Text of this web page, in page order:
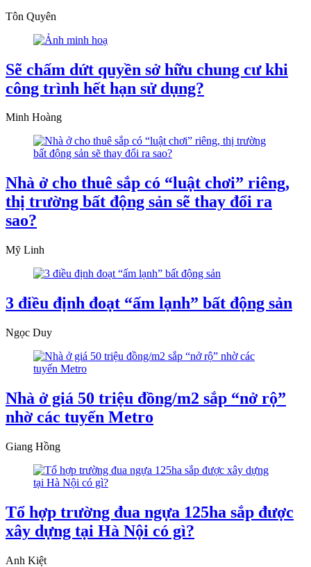
Tôn Quyên
Sẽ chấm dứt quyền sở hữu chung cư khi
công trình hết hạn sử dụng?
Minh Hoàng
Nhà ở cho thuê sắp có “luật chơi” riêng,
thị trường bất động sản sẽ thay đổi ra
sao?
Mỹ Linh
3 điều định đoạt “ấm lạnh” bất động sản
Ngọc Duy
Nhà ở giá 50 triệu đồng/m2 sắp “nở rộ”
nhờ các tuyến Metro
Giang Hồng
Tổ hợp trường đua ngựa 125ha sắp được
xây dựng tại Hà Nội có gì?
Anh Kiệt